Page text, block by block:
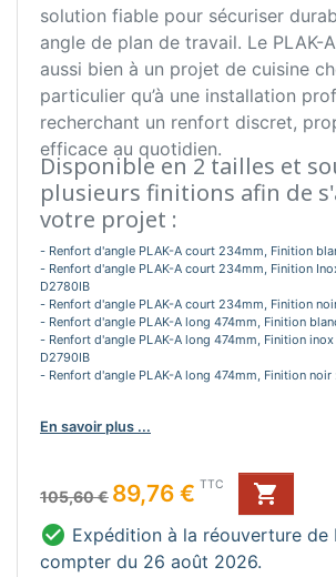
solution fiable pour sécuriser
angle de plan de travail. Le PLAK-
aussi bien à un projet de cuisine
particulier qu’à une installation
recherchant un renfort discret,
efficace au quotidien.
Disponible en 2 tailles et
plusieurs finitions afin de
votre projet :
- Renfort d'angle PLAK-A court 234mm, Finition
- Renfort d'angle PLAK-A court 234mm, Finition
D2780IB
- Renfort d'angle PLAK-A court 234mm, Finition
- Renfort d'angle PLAK-A long 474mm, Finition
- Renfort d'angle PLAK-A long 474mm, Finition
D2790IB
- Renfort d'angle PLAK-A long 474mm, Finition noir
En savoir plus ...
Prix de base
105,60 €
Prix 89,76 € TTC

 Expédition à la réouverture de
compter du 26 août 2026.